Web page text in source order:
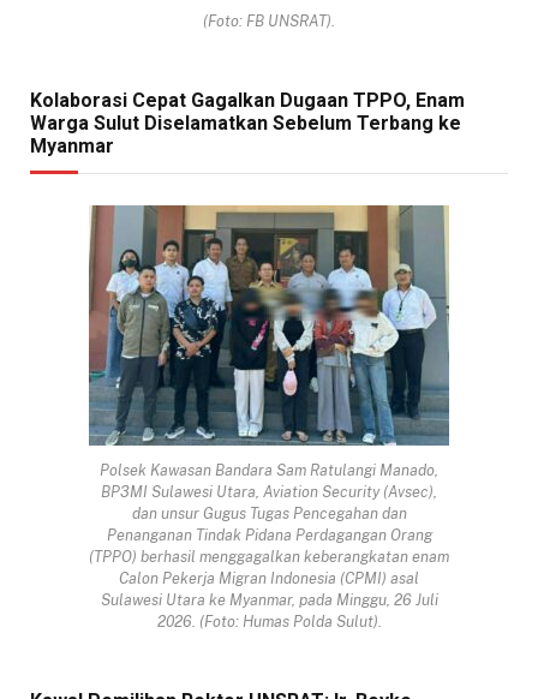
(Foto: FB UNSRAT).
Kolaborasi Cepat Gagalkan Dugaan TPPO, Enam
Warga Sulut Diselamatkan Sebelum Terbang ke
Myanmar
Polsek Kawasan Bandara Sam Ratulangi Manado,
BP3MI Sulawesi Utara, Aviation Security (Avsec),
dan unsur Gugus Tugas Pencegahan dan
Penanganan Tindak Pidana Perdagangan Orang
(TPPO) berhasil menggagalkan keberangkatan enam
Calon Pekerja Migran Indonesia (CPMI) asal
Sulawesi Utara ke Myanmar, pada Minggu, 26 Juli
2026. (Foto: Humas Polda Sulut).